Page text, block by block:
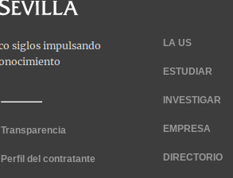
Transparencia
Perfil del contratante
LA US
ESTUDIAR
INVESTIGAR
EMPRESA
DIRECTORIO